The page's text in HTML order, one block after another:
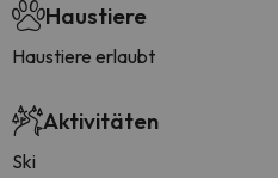
Haustiere
Haustiere erlaubt
Aktivitäten
Ski